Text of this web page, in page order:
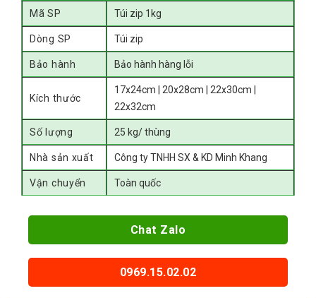
Mã SP Túi zip 1kg
Dòng SP Túi zip
Bảo hành Bảo hành hàng lỗi
Kích thước
17x24cm | 20x28cm | 22x30cm |
22x32cm
Số lượng 25 kg/ thùng
Nhà sản xuất Công ty TNHH SX & KD Minh Khang
Vận chuyển Toàn quốc
Chat Zalo
0969.15.02.02